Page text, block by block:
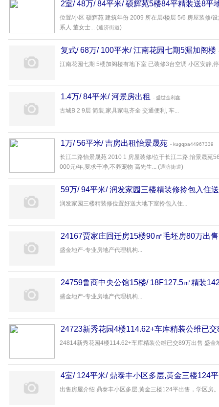
2室/ 48万/ 84平米/ 硕辉苑5楼84平精装送8平
位置/小区 硕辉苑 建筑年份 2009 所在层/楼层 5/6 房屋装修/
系人 董女士... (通济街道)
复式/ 68万/ 100平米/ 江南花园七期5漏加阁楼
江南花园七期 5楼加阁楼有地下室 已装修3台空调 小区安静,
1.4万/ 84平米/ 河景房出租 - 盛世金利鑫
古城B 2 9层 简装,家具家电齐全 交通便利, 车...
1万/ 56平米/ 吉房出租怡景晟苑 - kugqpa44967339
长江二路怡景晟苑 2010 1 房屋装修/位于长江二路,怡景晟苑
000元/年,要求干净,不养宠物 高先生... (通济街道)
59万/ 94平米/ 润发家园三楼精装修拎包入住
润发家园三楼精装修位置好送大地下室拎包入住...
24167贾家庄回迁房15楼90㎡毛坯房80万出售
盛金地产-专业房地产代理机构...
24759鲁商中央公馆15楼/ 18F127.5㎡精装
盛金地产-专业房地产代理机构...
24723新秀花园4楼114.62+车库精装公维已
24814新秀花园4楼114.62+车库精装公维已交89万出售 盛金
4室/ 124平米/ 鼎泰丰小区多层,黄金三楼124
出售房屋介绍 鼎泰丰小区多层,黄金三楼124平出售，学区房